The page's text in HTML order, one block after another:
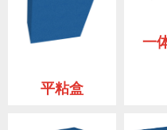
平粘盒
一